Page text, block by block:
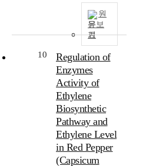
원
문보
기
10
Regulation of
Enzymes
Activity of
Ethylene
Biosynthetic
Pathway and
Ethylene Level
in Red Pepper
(Capsicum